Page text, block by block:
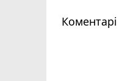
Коментарі